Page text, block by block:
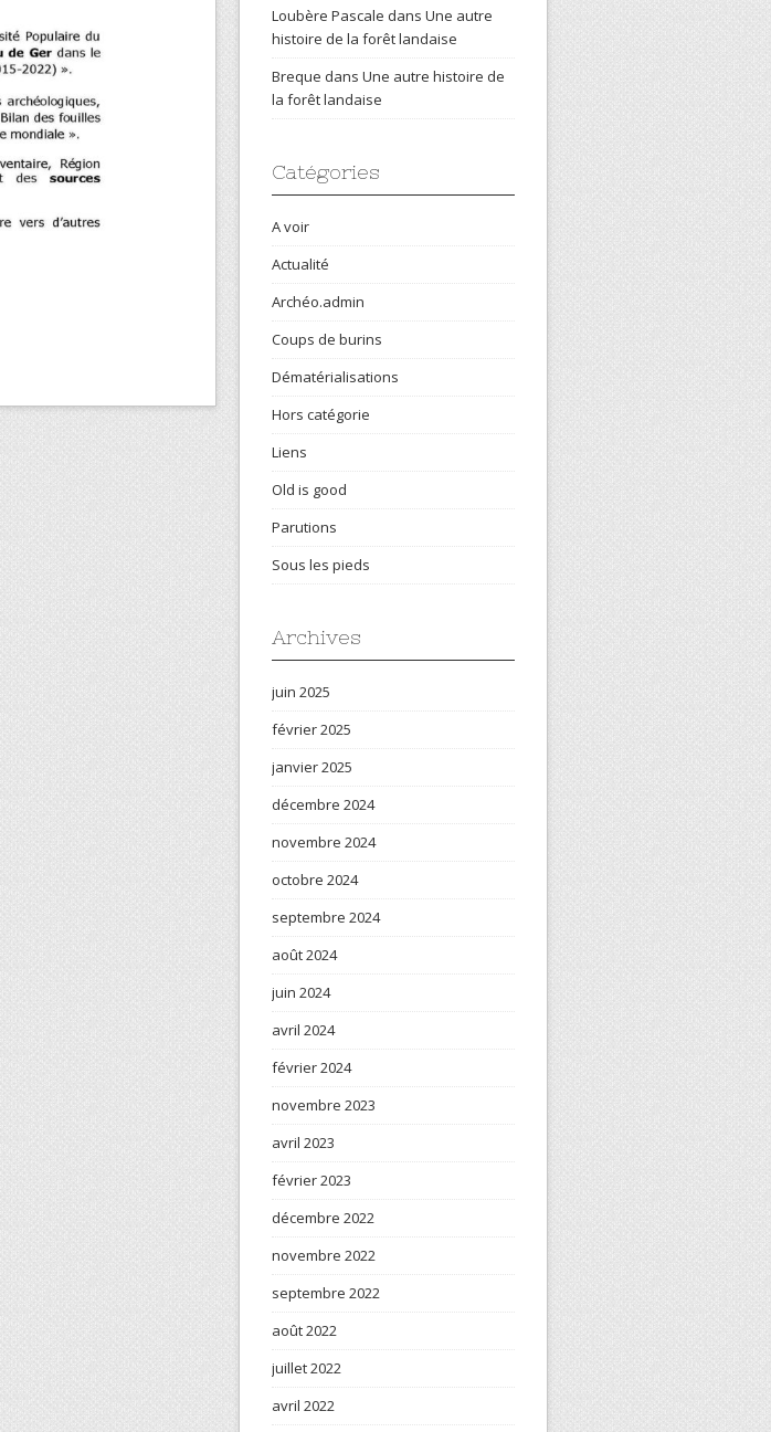
Loubère Pascale dans Une autre
histoire de la forêt landaise
Breque dans Une autre histoire de
la forêt landaise
Catégories
A voir
Actualité
Archéo.admin
Coups de burins
Dématérialisations
Hors catégorie
Liens
Old is good
Parutions
Sous les pieds
Archives
juin 2025
février 2025
janvier 2025
décembre 2024
novembre 2024
octobre 2024
septembre 2024
août 2024
juin 2024
avril 2024
février 2024
novembre 2023
avril 2023
février 2023
décembre 2022
novembre 2022
septembre 2022
août 2022
juillet 2022
avril 2022